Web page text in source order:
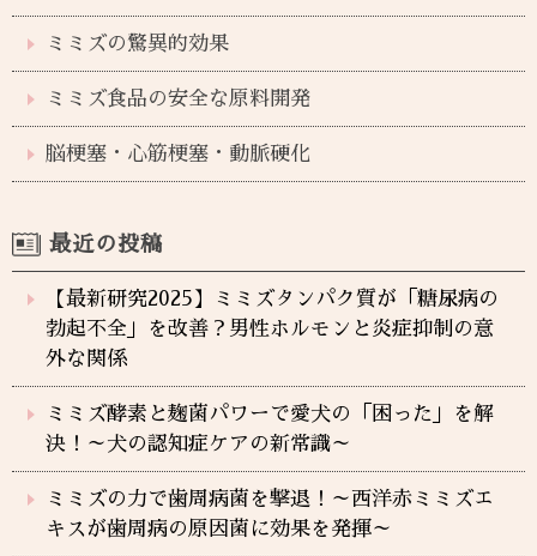
ミミズの驚異的効果
ミミズ食品の安全な原料開発
脳梗塞・心筋梗塞・動脈硬化
最近の投稿
【最新研究2025】ミミズタンパク質が「糖尿病の
勃起不全」を改善？男性ホルモンと炎症抑制の意
外な関係
ミミズ酵素と麹菌パワーで愛犬の「困った」を解
決！～犬の認知症ケアの新常識～
ミミズの力で歯周病菌を撃退！～西洋赤ミミズエ
キスが歯周病の原因菌に効果を発揮～